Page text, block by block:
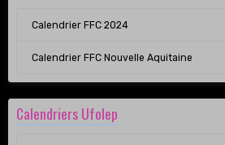
Calendrier FFC 2024
Calendrier FFC Nouvelle Aquitaine
Calendriers Ufolep